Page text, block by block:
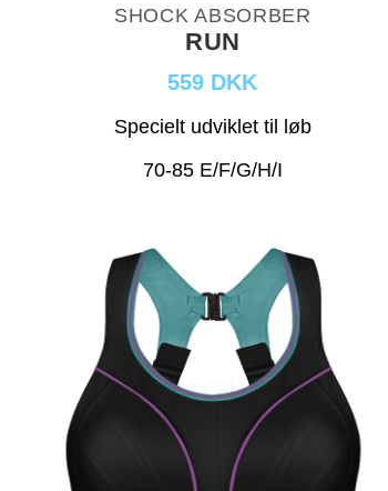
SHOCK ABSORBER
RUN
559 DKK
Specielt udviklet til løb
70-85 E/F/G/H/I